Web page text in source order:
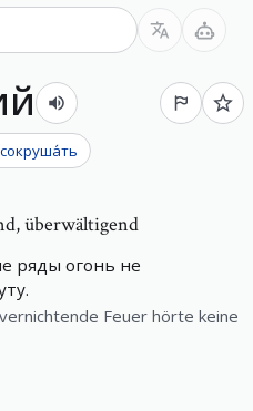
сокруша́ть
überwältigend
ряды огонь не
Feuer hörte keine